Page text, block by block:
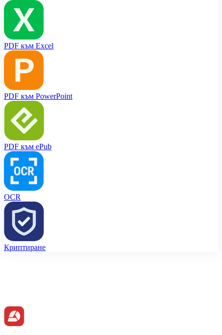
PDF към Excel
PDF към PowerPoint
PDF към ePub
OCR
Криптиране